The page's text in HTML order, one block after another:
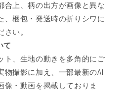
合上、柄の出方が画像と異な
、梱包・発送時の折りシワに
い。
て
ト、生地の動きを多角的にご
物撮影に加え、一部最新のAI
像・動画を掲載しておりま